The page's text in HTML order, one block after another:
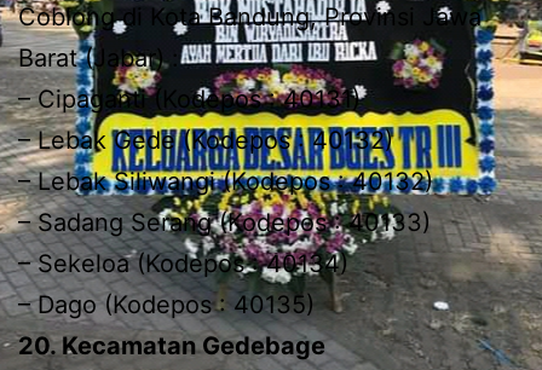
Coblong di Kota Bandung, Provinsi Jawa
Barat (Jabar) :
– Cipaganti (Kodepos : 40131)
– Lebak Gede (Kodepos : 40132)
– Lebak Siliwangi (Kodepos : 40132)
– Sadang Serang (Kodepos : 40133)
– Sekeloa (Kodepos : 40134)
– Dago (Kodepos : 40135)
20. Kecamatan Gedebage